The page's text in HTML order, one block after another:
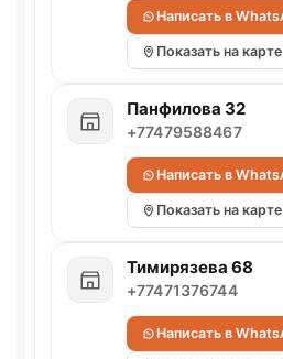
Написать в
Показать на
Панфилова 32
+77479588467
Написать в
Показать на
Тимирязева 68
+77471376744
Написать в